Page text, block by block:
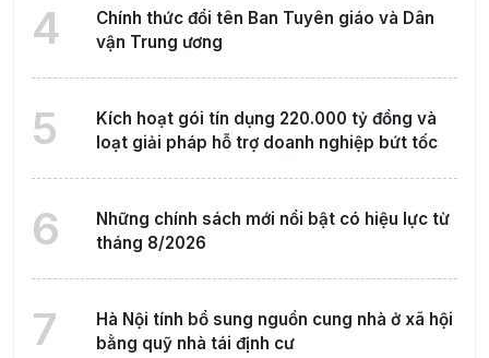
4
Chính thức đổi tên Ban Tuyên giáo và Dân
vận Trung ương
5
Kích hoạt gói tín dụng 220.000 tỷ đồng và
loạt giải pháp hỗ trợ doanh nghiệp bứt tốc
6
Những chính sách mới nổi bật có hiệu lực từ
tháng 8/2026
7
Hà Nội tính bổ sung nguồn cung nhà ở xã hội
bằng quỹ nhà tái định cư